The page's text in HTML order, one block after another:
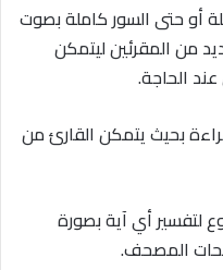
أو حتى السور كاملة بصوت
العديد من المقرئين ليتمكن
الحاجة.
بحيث يتمكن القارئ من
لتفسير أي آية بصورة
المصحف.